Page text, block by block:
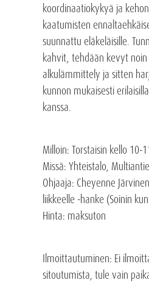
koordinaatiokykyä ja
kaatumisten
suunnattu eläkeläisille.
kahvit, tehdään kevyt
alkulämmittely ja sitten
kunnon mukaisesti
kanssa.
Milloin: Torstaisin kello 10-
Missä: Yhteistalo,
Ohjaaja: Cheyenne
liikkeelle -hanke (Soinin
Hinta: maksuton
Ilmoittautuminen: Ei
sitoutumista, tule vain